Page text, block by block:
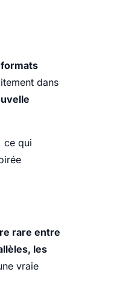
dans
ce qui
rare entre
les
vraie